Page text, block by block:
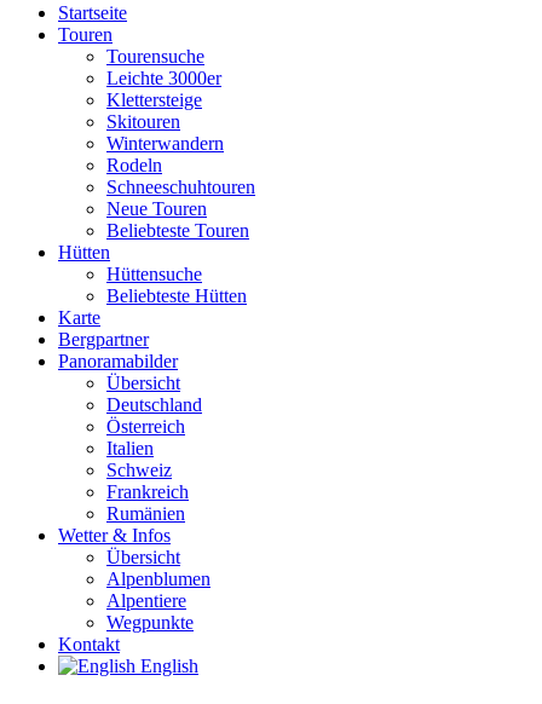
Startseite
Touren
Tourensuche
Leichte 3000er
Klettersteige
Skitouren
Winterwandern
Rodeln
Schneeschuhtouren
Neue Touren
Beliebteste Touren
Hütten
Hüttensuche
Beliebteste Hütten
Karte
Bergpartner
Panoramabilder
Übersicht
Deutschland
Österreich
Italien
Schweiz
Frankreich
Rumänien
Wetter & Infos
Übersicht
Alpenblumen
Alpentiere
Wegpunkte
Kontakt
English